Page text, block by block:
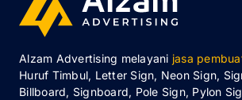
Alzam Advertising melayani jasa
Huruf Timbul, Letter Sign, Neon Sign,
Billboard, Signboard, Pole Sign, Pylon